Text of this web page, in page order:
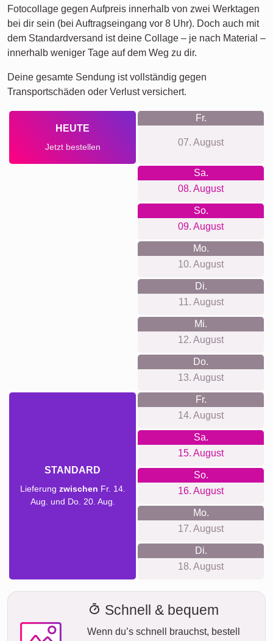
Fotocollage gegen Aufpreis innerhalb von zwei Werktagen
bei dir sein (bei Auftragseingang vor 8 Uhr). Doch auch mit
dem Standardversand ist deine Collage – je nach Material –
innerhalb weniger Tage auf dem Weg zu dir.
Deine gesamte Sendung ist vollständig gegen
Transportschäden oder Verlust versichert.
HEUTE
Jetzt bestellen
Fr.
07. August
Sa.
08. August
So.
09. August
Mo.
10. August
Di.
11. August
Mi.
12. August
Do.
13. August
STANDARD
Lieferung zwischen Fr. 14.
Aug. und Do. 20. Aug.
Fr.
14. August
Sa.
15. August
So.
16. August
Mo.
17. August
Di.
18. August
Schnell & bequem
Wenn du’s schnell brauchst, bestell